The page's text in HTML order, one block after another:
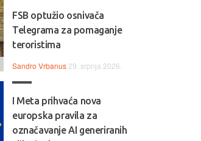
FSB optužio osnivača
Telegrama za pomaganje
teroristima
Sandro Vrbanus 29. srpnja 2026.
I Meta prihvaća nova
europska pravila za
označavanje AI generiranih